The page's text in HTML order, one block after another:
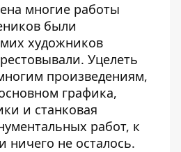
многие работы
были
художников
Уцелеть
произведениям,
графика,
и станковая
работ, к
ничего не осталось.